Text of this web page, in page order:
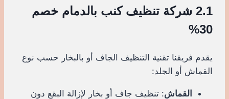
2.1 شركة تنظيف كنب بالدمام خصم
30%
يقدم فريقنا تقنية التنظيف الجاف أو بالبخار حسب نوع
القماش أو الجلد:
القماش: تنظيف جاف أو بخار لإزالة البقع دون